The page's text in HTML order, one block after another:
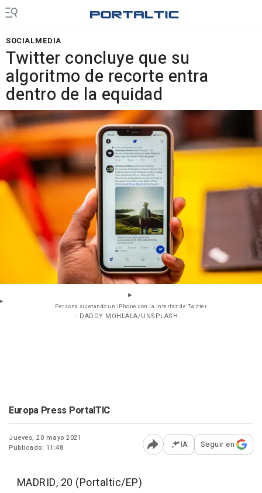
SOCIALMEDIA
Twitter concluye que su
algoritmo de recorte entra
dentro de la equidad
Persona sujetando un iPhone con la interfaz de Twitter
- DADDY MOHLALA/UNSPLASH
Europa Press PortalTIC
Jueves, 20 mayo 2021
Publicado: 11:48
Abrir opciones para
IA Seguir en
MADRID, 20 (Portaltic/EP)